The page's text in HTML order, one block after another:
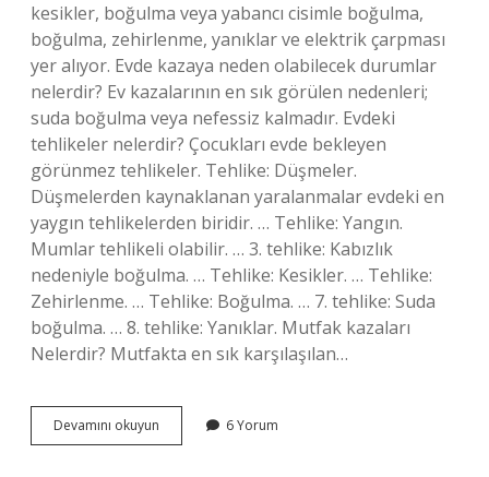
kesikler, boğulma veya yabancı cisimle boğulma,
boğulma, zehirlenme, yanıklar ve elektrik çarpması
yer alıyor. Evde kazaya neden olabilecek durumlar
nelerdir? Ev kazalarının en sık görülen nedenleri;
suda boğulma veya nefessiz kalmadır. Evdeki
tehlikeler nelerdir? Çocukları evde bekleyen
görünmez tehlikeler. Tehlike: Düşmeler.
Düşmelerden kaynaklanan yaralanmalar evdeki en
yaygın tehlikelerden biridir. … Tehlike: Yangın.
Mumlar tehlikeli olabilir. … 3. tehlike: Kabızlık
nedeniyle boğulma. … Tehlike: Kesikler. … Tehlike:
Zehirlenme. … Tehlike: Boğulma. … 7. tehlike: Suda
boğulma. … 8. tehlike: Yanıklar. Mutfak kazaları
Nelerdir? Mutfakta en sık karşılaşılan…
Devamını okuyun
Kazaları
6 Yorum